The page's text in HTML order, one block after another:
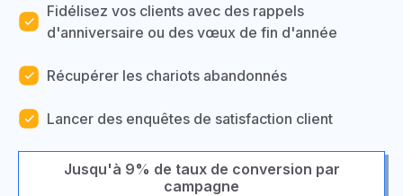
Fidélisez vos clients avec des rappels
d'anniversaire ou des vœux de fin d'année
Récupérer les chariots abandonnés
Lancer des enquêtes de satisfaction client
Jusqu'à 9% de taux de conversion par
campagne